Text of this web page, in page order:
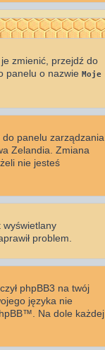
zmienić, przejdź do
panelu o nazwie Moje
panelu zarządzania
Zelandia. Zmiana
nie jesteś
wyświetlany
problem.
phpBB3 na twój
języka nie
Na dole każdej